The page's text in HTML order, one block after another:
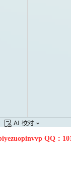
QQ：